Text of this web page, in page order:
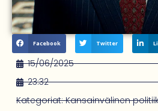
Facebook Twitter
15/06/2025
23:32
Kategoriat: Kansainvälinen